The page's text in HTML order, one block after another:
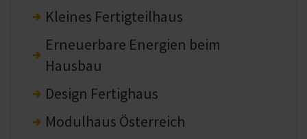
Kleines Fertigteilhaus
Erneuerbare Energien beim
Hausbau
Design Fertighaus
Modulhaus Österreich